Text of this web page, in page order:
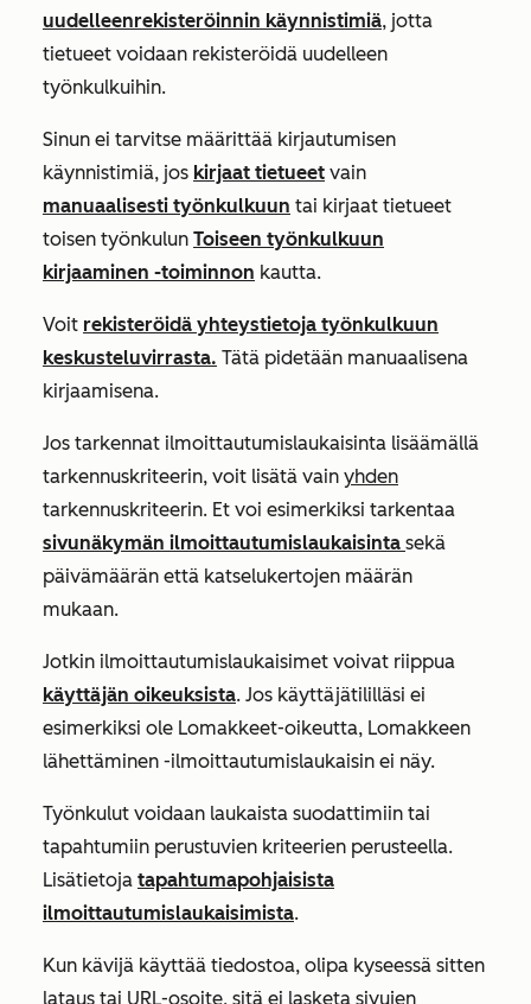
uudelleenrekisteröinnin käynnistimiä, jotta
tietueet voidaan rekisteröidä uudelleen
työnkulkuihin.
Sinun ei tarvitse määrittää kirjautumisen
käynnistimiä, jos kirjaat tietueet vain
manuaalisesti työnkulkuun tai kirjaat tietueet
toisen työnkulun Toiseen työnkulkuun
kirjaaminen -toiminnon kautta.
Voit rekisteröidä yhteystietoja työnkulkuun
keskusteluvirrasta. Tätä pidetään manuaalisena
kirjaamisena.
Jos tarkennat ilmoittautumislaukaisinta lisäämällä
tarkennuskriteerin, voit lisätä vain yhden
tarkennuskriteerin. Et voi esimerkiksi tarkentaa
sivunäkymän ilmoittautumislaukaisinta sekä
päivämäärän että katselukertojen määrän
mukaan.
Jotkin ilmoittautumislaukaisimet voivat riippua
käyttäjän oikeuksista. Jos käyttäjätililläsi ei
esimerkiksi ole Lomakkeet-oikeutta, Lomakkeen
lähettäminen -ilmoittautumislaukaisin ei näy.
Työnkulut voidaan laukaista suodattimiin tai
tapahtumiin perustuvien kriteerien perusteella.
Lisätietoja tapahtumapohjaisista
ilmoittautumislaukaisimista.
Kun kävijä käyttää tiedostoa, olipa kyseessä sitten
lataus tai URL-osoite, sitä ei lasketa sivujen